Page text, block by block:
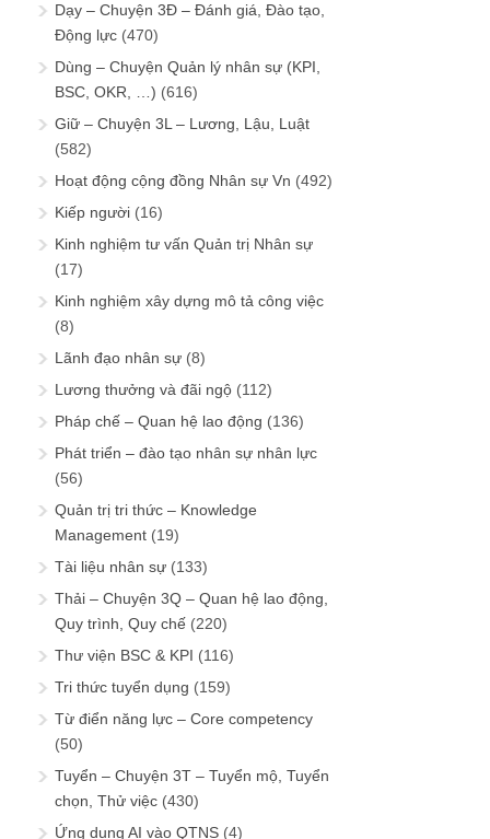
Dạy – Chuyện 3Đ – Đánh giá, Đào tạo,
Động lực (470)
Dùng – Chuyện Quản lý nhân sự (KPI,
BSC, OKR, …) (616)
Giữ – Chuyện 3L – Lương, Lậu, Luật
(582)
Hoạt động cộng đồng Nhân sự Vn (492)
Kiếp người (16)
Kinh nghiệm tư vấn Quản trị Nhân sự
(17)
Kinh nghiệm xây dựng mô tả công việc
(8)
Lãnh đạo nhân sự (8)
Lương thưởng và đãi ngộ (112)
Pháp chế – Quan hệ lao động (136)
Phát triển – đào tạo nhân sự nhân lực
(56)
Quản trị tri thức – Knowledge
Management (19)
Tài liệu nhân sự (133)
Thải – Chuyện 3Q – Quan hệ lao động,
Quy trình, Quy chế (220)
Thư viện BSC & KPI (116)
Tri thức tuyển dụng (159)
Từ điển năng lực – Core competency
(50)
Tuyển – Chuyện 3T – Tuyển mộ, Tuyển
chọn, Thử việc (430)
Ứng dụng AI vào QTNS (4)